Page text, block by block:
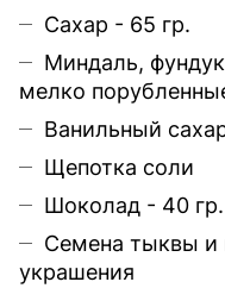
Сахар - 65 гр.
Миндаль,
мелко
Ванильный
Щепотка соли
Шоколад - 40 гр.
Семена тыквы и
украшения